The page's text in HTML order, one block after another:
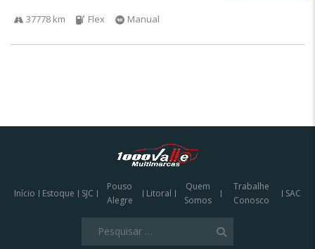
37778 km Flex Manual
Início Estoque SJC
Pouso
Alegre
Litoral
Quem
Somos
Trabalhe
Conosco
SAC